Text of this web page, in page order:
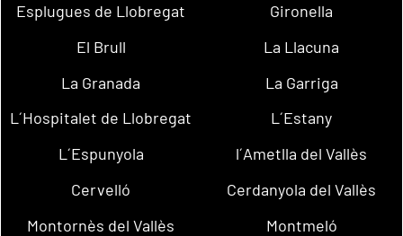
Esplugues de Llobregat
Gironella
El Brull
La Llacuna
La Granada
La Garriga
L´Hospitalet de Llobregat
L´Estany
L´Espunyola
l´Ametlla del Vallès
Cervelló
Cerdanyola del Vallès
Montornès del Vallès
Montmeló